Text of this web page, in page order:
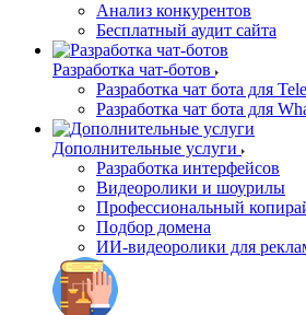
Анализ конкурентов
Бесплатный аудит сайта
Разработка чат-ботов
Разработка чат бота для
Разработка чат бота для
Дополнительные услуги
Разработка интерфейсов
Видеоролики и шоурилы
Профессиональный
Подбор домена
ИИ-видеоролики для